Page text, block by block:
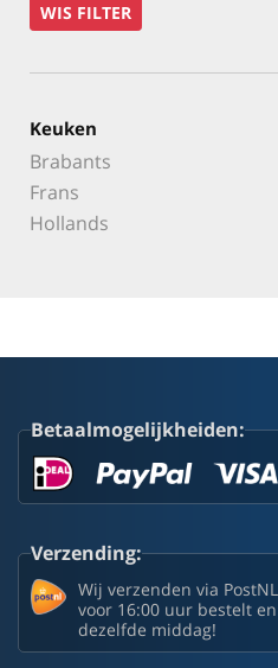
WIS FILTER
Keuken
Brabants
Frans
Hollands
Betaalmogelijkheiden:
Verzending:
Wij verzenden via
voor 16:00 uur bestelt
dezelfde middag!